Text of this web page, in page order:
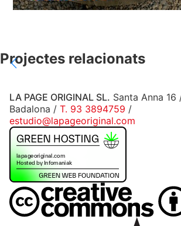
Projectes relacionats
LA PAGE ORIGINAL SL. Santa Anna 16
Badalona / T. 93 3894759 /
estudio@lapageoriginal.com